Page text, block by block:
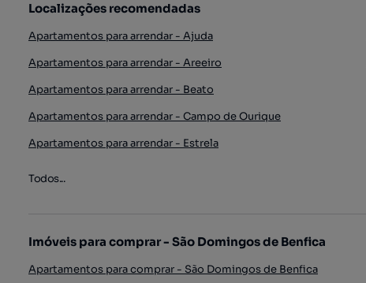
Localizações recomendadas
Apartamentos para arrendar - Ajuda
Apartamentos para arrendar - Areeiro
Apartamentos para arrendar - Beato
Apartamentos para arrendar - Campo de Ourique
Apartamentos para arrendar - Estrela
Todos...
Imóveis para comprar - São Domingos de Benfica
Apartamentos para comprar - São Domingos de Benfica